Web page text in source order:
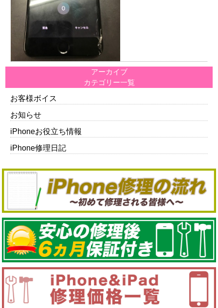
アーカイブ
カテゴリー一覧
お客様ボイス
お知らせ
iPhoneお役立ち情報
iPhone修理日記